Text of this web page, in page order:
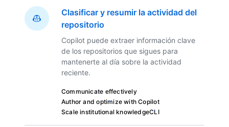
Clasificar y resumir la actividad del
repositorio
Copilot puede extraer información clave
de los repositorios que sigues para
mantenerte al día sobre la actividad
reciente.
Communicate effectively
Author and optimize with Copilot
Scale institutional knowledgeCLI